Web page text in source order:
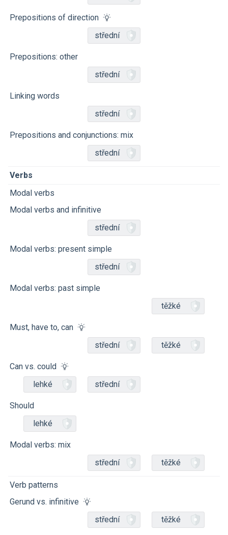
Prepositions of direction
střední
Prepositions: other
střední
Linking words
střední
Prepositions and conjunctions: mix
střední
Verbs
Modal verbs
Modal verbs and infinitive
střední
Modal verbs: present simple
střední
Modal verbs: past simple
těžké
Must, have to, can
střední
těžké
Can vs. could
lehké
střední
Should
lehké
Modal verbs: mix
střední
těžké
Verb patterns
Gerund vs. infinitive
střední
těžké